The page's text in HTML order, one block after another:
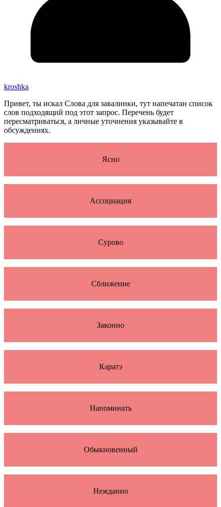
kroshka
Привет, ты искал Слова для завалинки, тут напечатан список
слов подходящий под этот запрос. Перечень будет
пересматриваться, а личные уточнения указывайте в
обсуждениях.
Ясно
Ассоциация
Сурово
Сближение
Законно
Каратэ
Напоминать
Обыкновенный
Нежданно